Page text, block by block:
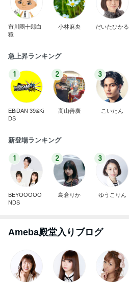
市川團十郎白
猿
小林麻央 だいたひかる
急上昇ランキング
1
EBiDAN 39&Ki
DS
2
高山善廣
3
こいたん
新登場ランキング
1
BEYOOOOO
NDS
2
島倉りか
3
ゆうこりん
Ameba殿堂入りブログ